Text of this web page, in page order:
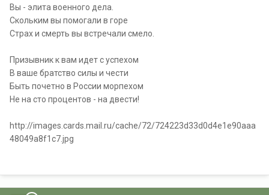
Вы - элита военного дела.
Скольким вы помогали в горе
Страх и смерть вы встречали смело.
Призывник к вам идет с успехом
В ваше братство силы и чести
Быть почетно в России морпехом
Не на сто процентов - на двести!
http://images.cards.mail.ru/cache/72/724223d33d0d4e1e90aaa
48049a8f1c7.jpg